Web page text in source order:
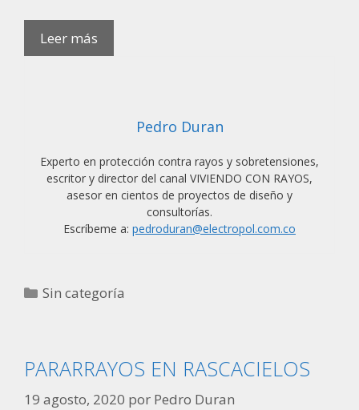
Leer más
PARA
Pedro Duran
Experto en protección contra rayos y sobretensiones,
escritor y director del canal VIVIENDO CON RAYOS,
asesor en cientos de proyectos de diseño y
consultorías.
Escríbeme a: pedroduran@electropol.com.co
Categorías
Sin categoría
PARARRAYOS EN RASCACIELOS
19 agosto, 2020 por Pedro Duran